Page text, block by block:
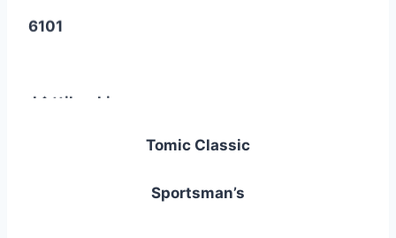
6101
J�ttihauki
Tomic Classic
Sportsman’s